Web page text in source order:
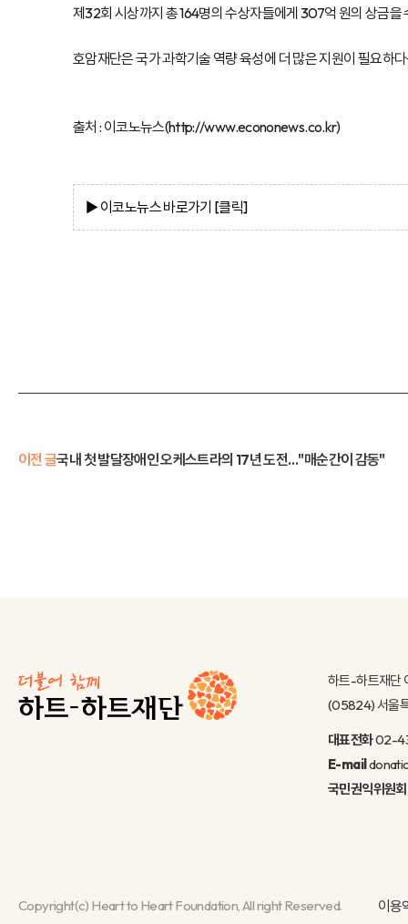
제32회 시상까지 총 164명의 수상자들에게 307억 원의 상금을
호암재단은 국가 과학기술 역량 육성에 더 많은 지원이 필요
출처 : 이코노뉴스(http://www.econonews.co.kr)
▶ 이코노뉴스바로가기 [클릭]
이전 글국내 첫 발달장애인 오케스트라의 17년 도전…"매순간이 감동"
하트-하트재단
(05824) 서울
대표전화02-
E-mail
국민권익위원회
Copyright(c) Heart to Heart Foundation, All right Reserved. 이용